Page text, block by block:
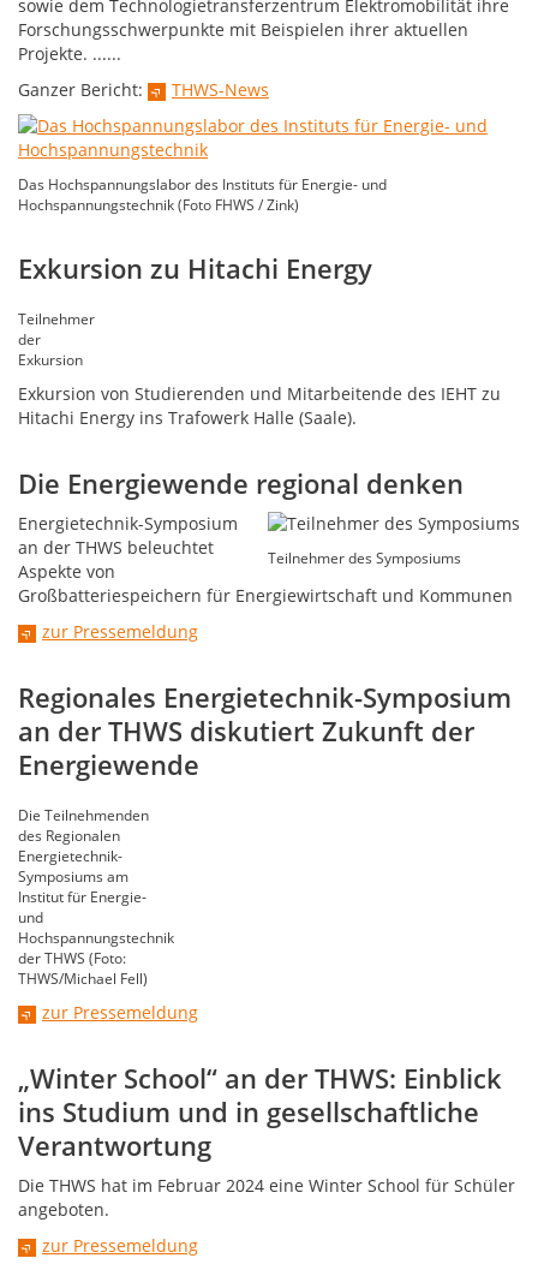
sowie dem Technologietransferzentrum Elektromobilität ihre
Forschungsschwerpunkte mit Beispielen ihrer aktuellen
Projekte. ......
Ganzer Bericht:
THWS-News
Das Hochspannungslabor des Instituts für Energie- und
Hochspannungstechnik (Foto FHWS / Zink)
Exkursion zu Hitachi Energy
Teilnehmer
der
Exkursion
Exkursion von Studierenden und Mitarbeitende des IEHT zu
Hitachi Energy ins Trafowerk Halle (Saale).
Die Energiewende regional denken
Teilnehmer des Symposiums
Energietechnik-Symposium
an der THWS beleuchtet
Aspekte von
Großbatteriespeichern für Energiewirtschaft und Kommunen
zur Pressemeldung
Regionales Energietechnik-Symposium
an der THWS diskutiert Zukunft der
Energiewende
Die Teilnehmenden
des Regionalen
Energietechnik-
Symposiums am
Institut für Energie-
und
Hochspannungstechnik
der THWS (Foto:
THWS/Michael Fell)
zur Pressemeldung
„Winter School“ an der THWS: Einblick
ins Studium und in gesellschaftliche
Verantwortung
Die THWS hat im Februar 2024 eine Winter School für Schüler
angeboten.
zur Pressemeldung